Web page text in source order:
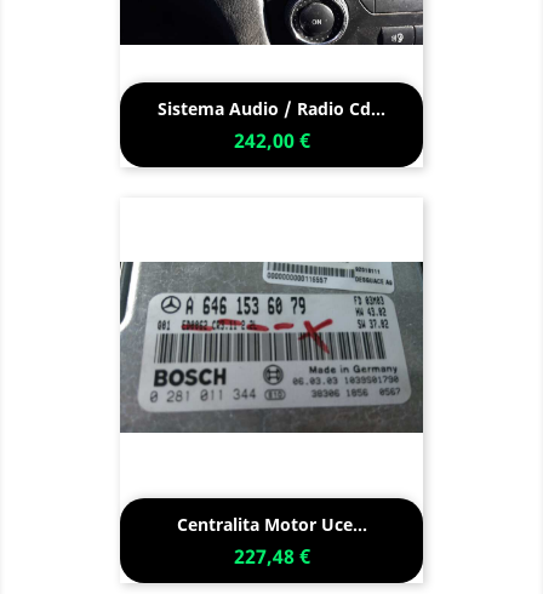
Sistema Audio / Radio Cd...
242,00 €
Centralita Motor Uce...
227,48 €